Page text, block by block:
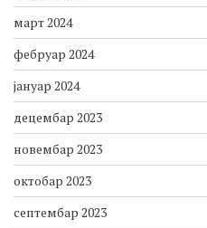
март 2024
фебруар 2024
јануар 2024
децембар 2023
новембар 2023
октобар 2023
септембар 2023